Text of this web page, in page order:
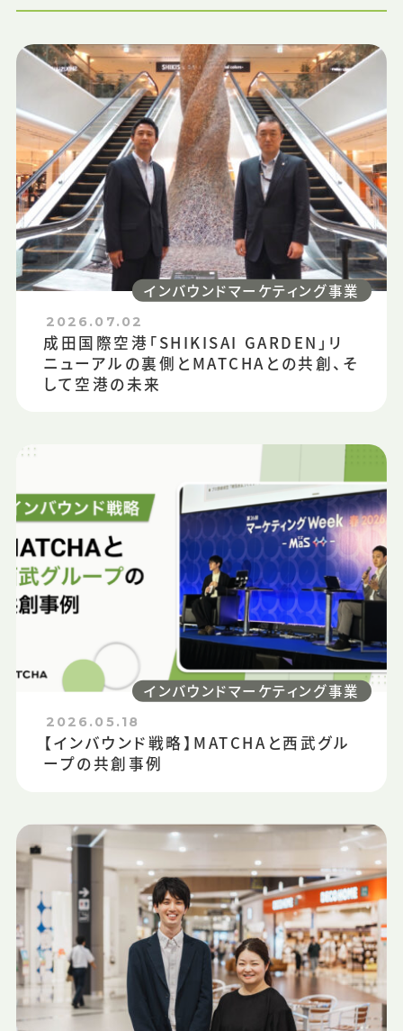
インバウンドマーケティング事業
2026.07.02
成田国際空港「SHIKISAI GARDEN」リ
ニューアルの裏側とMATCHAとの共創、そ
して空港の未来
インバウンドマーケティング事業
2026.05.18
【インバウンド戦略】MATCHAと西武グル
ープの共創事例